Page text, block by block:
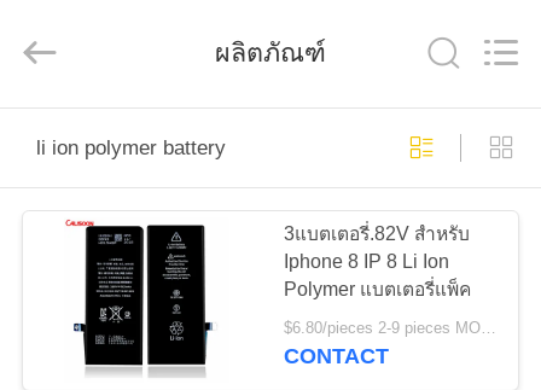
บ้าน
ผลิตภัณฑ์
วิดีโอ
Yoodertumn
Electronics
All
Reserved.
ผลิตภัณฑ์
li ion polymer battery
3แบตเตอรี่.82V สําหรับ
Iphone 8 IP 8 Li Ion
Polymer แบตเตอรี่แพ็ค
$6.80/pieces 2-9 pieces MOQ:2 ชิ้น
CONTACT